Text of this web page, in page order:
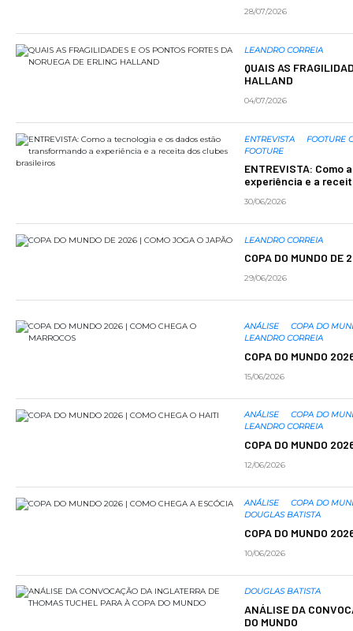
28/07/2026
LEANDRO CORREIA
QUAIS AS
HALLAND
04/07/2026
ENTREVISTA
FOOTURE
FOOTURE
ENTREVISTA:
experiência e a
30/06/2026
LEANDRO CORREIA
COPA DO MUNDO DE
29/06/2026
ANÁLISE
COPA DO
LEANDRO CORREIA
COPA DO MUNDO
15/06/2026
ANÁLISE
COPA DO
LEANDRO CORREIA
COPA DO MUNDO
12/06/2026
ANÁLISE
COPA DO
DOUGLAS BATISTA
COPA DO MUNDO
10/06/2026
DOUGLAS BATISTA
ANÁLISE DA
DO MUNDO